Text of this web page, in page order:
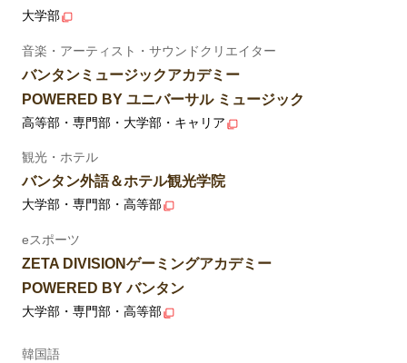
大学部
音楽・アーティスト・サウンドクリエイター
バンタンミュージックアカデミー
POWERED BY ユニバーサル ミュージック
高等部・専門部・大学部・キャリア
観光・ホテル
バンタン外語＆ホテル観光学院
大学部・専門部・高等部
eスポーツ
ZETA DIVISIONゲーミングアカデミー
POWERED BY バンタン
大学部・専門部・高等部
韓国語